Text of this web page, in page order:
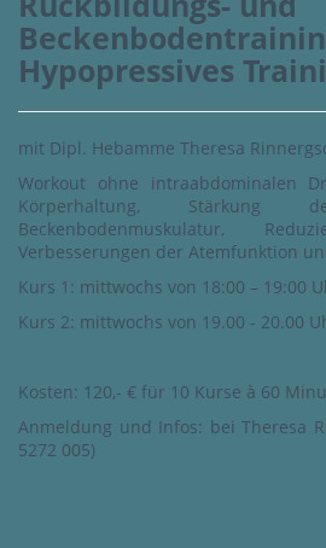
Hypopressives
mit Dipl. Hebamme Theresa
Workout ohne intraabdominalen
Körperhaltung,
Beckenbodenmuskulatur,
Verbesserungen der Atemfunktion
Kurs 1: mittwochs von 18:00 – 19:00
Kurs 2: mittwochs von 19.00 - 20.00
Kosten: 120,- € für 10 Kurse à 60
Anmeldung und Infos: bei Theresa
5272 005)